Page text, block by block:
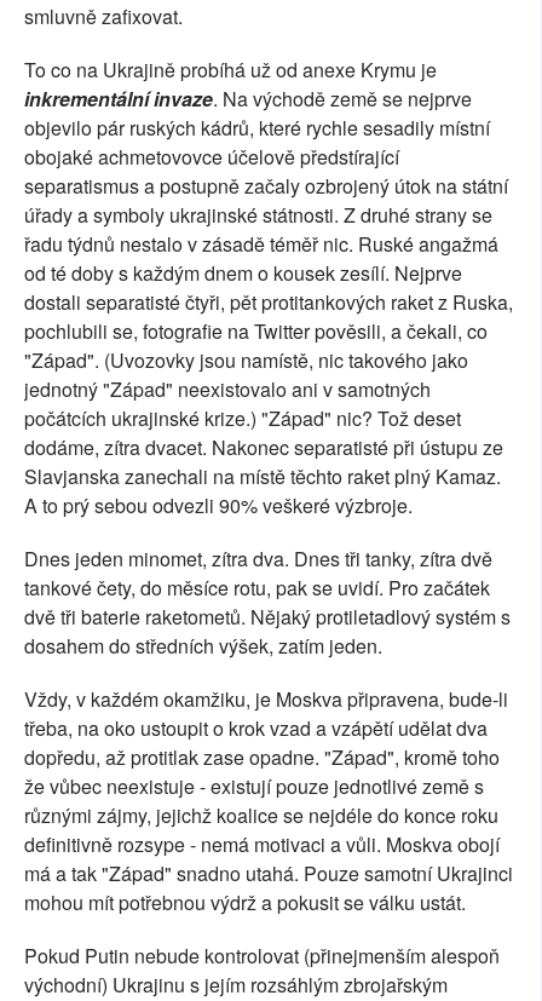
smluvně zafixovat.
To co na Ukrajině probíhá už od anexe Krymu je
inkrementální invaze. Na východě země se nejprve
objevilo pár ruských kádrů, které rychle sesadily místní
obojaké achmetovovce účelově předstírající
separatismus a postupně začaly ozbrojený útok na státní
úřady a symboly ukrajinské státnosti. Z druhé strany se
řadu týdnů nestalo v zásadě téměř nic. Ruské angažmá
od té doby s každým dnem o kousek zesílí. Nejprve
dostali separatisté čtyři, pět protitankových raket z Ruska,
pochlubili se, fotografie na Twitter pověsili, a čekali, co
"Západ". (Uvozovky jsou namístě, nic takového jako
jednotný "Západ" neexistovalo ani v samotných
počátcích ukrajinské krize.) "Západ" nic? Tož deset
dodáme, zítra dvacet. Nakonec separatisté při ústupu ze
Slavjanska zanechali na místě těchto raket plný Kamaz.
A to prý sebou odvezli 90% veškeré výzbroje.
Dnes jeden minomet, zítra dva. Dnes tři tanky, zítra dvě
tankové čety, do měsíce rotu, pak se uvidí. Pro začátek
dvě tři baterie raketometů. Nějaký protiletadlový systém s
dosahem do středních výšek, zatím jeden.
Vždy, v každém okamžiku, je Moskva připravena, bude-li
třeba, na oko ustoupit o krok vzad a vzápětí udělat dva
dopředu, až protitlak zase opadne. "Západ", kromě toho
že vůbec neexistuje - existují pouze jednotlivé země s
různými zájmy, jejichž koalice se nejdéle do konce roku
definitivně rozsype - nemá motivaci a vůli. Moskva obojí
má a tak "Západ" snadno utahá. Pouze samotní Ukrajinci
mohou mít potřebnou výdrž a pokusit se válku ustát.
Pokud Putin nebude kontrolovat (přinejmenším alespoň
východní) Ukrajinu s jejím rozsáhlým zbrojařským